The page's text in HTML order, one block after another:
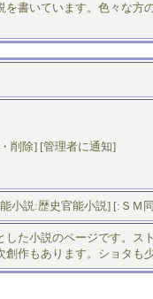
を書いています。色々な方
削除] [管理者に通知]
小説:歴史官能小説] [:ＳＭ
た小説のページです。ス
創作もあります。ショタも